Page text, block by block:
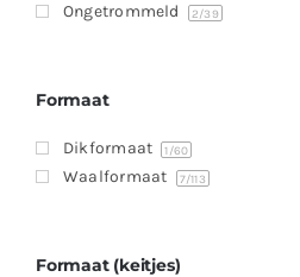
Ongetrommeld 2/39
Formaat
Dikformaat 1/60
Waalformaat 7/113
Formaat (keitjes)